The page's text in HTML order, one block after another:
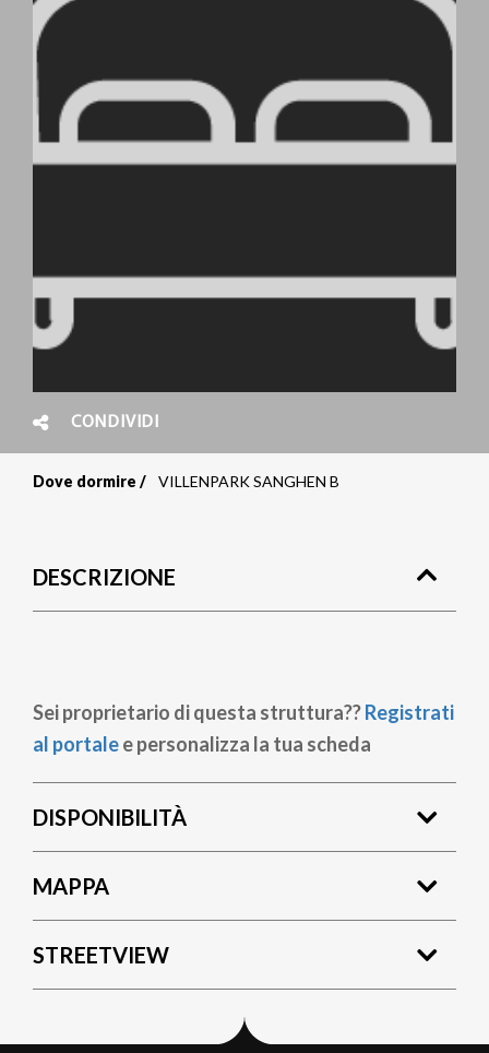
CONDIVIDI
pane
Dove dormire VILLENPARK SANGHEN B
DESCRIZIONE
Sei proprietario di questa struttura??Registrati
al portalee personalizza la tua scheda
DISPONIBILITÀ
MAPPA
STREETVIEW